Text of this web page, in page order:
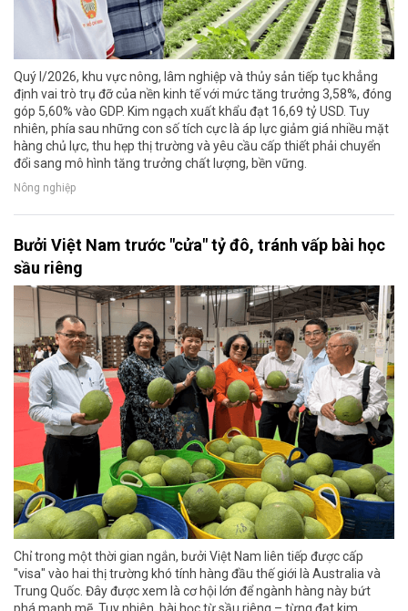
Quý I/2026, khu vực nông, lâm nghiệp và thủy sản tiếp tục khẳng
định vai trò trụ đỡ của nền kinh tế với mức tăng trưởng 3,58%, đóng
góp 5,60% vào GDP. Kim ngạch xuất khẩu đạt 16,69 tỷ USD. Tuy
nhiên, phía sau những con số tích cực là áp lực giảm giá nhiều mặt
hàng chủ lực, thu hẹp thị trường và yêu cầu cấp thiết phải chuyển
đổi sang mô hình tăng trưởng chất lượng, bền vững.
Nông nghiệp
Bưởi Việt Nam trước "cửa" tỷ đô, tránh vấp bài học
sầu riêng
Chỉ trong một thời gian ngắn, bưởi Việt Nam liên tiếp được cấp
"visa" vào hai thị trường khó tính hàng đầu thế giới là Australia và
Trung Quốc. Đây được xem là cơ hội lớn để ngành hàng này bứt